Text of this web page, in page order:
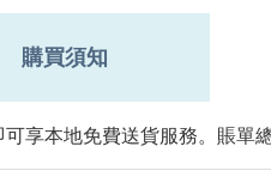
購買須知
享本地免費送貨服務。賬單